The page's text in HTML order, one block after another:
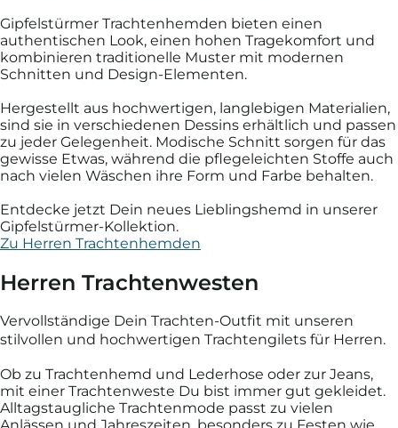
Gipfelstürmer Trachtenhemden bieten einen
authentischen Look, einen hohen Tragekomfort und
kombinieren traditionelle Muster mit modernen
Schnitten und Design-Elementen.
Hergestellt aus hochwertigen, langlebigen Materialien,
sind sie in verschiedenen Dessins erhältlich und passen
zu jeder Gelegenheit. Modische Schnitt sorgen für das
gewisse Etwas, während die pflegeleichten Stoffe auch
nach vielen Wäschen ihre Form und Farbe behalten.
Entdecke jetzt Dein neues Lieblingshemd in unserer
Gipfelstürmer-Kollektion.
Zu Herren Trachtenhemden
Herren Trachten­westen
Vervollständige Dein Trachten-Outfit mit unseren
stilvollen und hochwertigen Trachtengilets für Herren.
Ob zu Trachtenhemd und Lederhose oder zur Jeans,
mit einer Trachtenweste Du bist immer gut gekleidet.
Alltagstaugliche Trachtenmode passt zu vielen